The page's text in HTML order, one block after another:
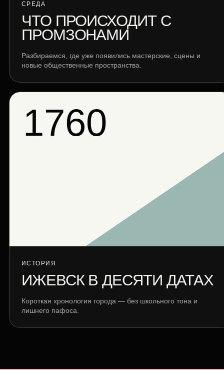
СРЕДА
ЧТО ПРОИСХОДИТ С
ПРОМЗОНАМИ
Разбираемся, где уже появились мастерские, сцены и
новые общественные пространства.
ИСТОРИЯ
ИЖЕВСК В ДЕСЯТИ ДАТАХ
Короткая хронология города — без школьного тона и
лишнего пафоса.